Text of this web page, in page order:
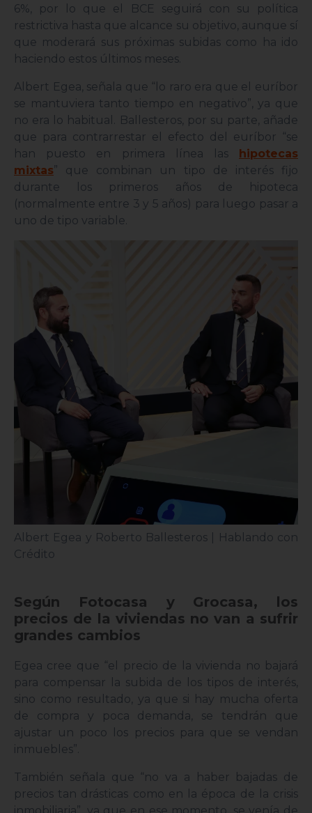
6%, por lo que el BCE seguirá con su política
restrictiva hasta que alcance su objetivo, aunque sí
que moderará sus próximas subidas como ha ido
haciendo estos últimos meses.
Albert Egea, señala que “lo raro era que el euríbor
se mantuviera tanto tiempo en negativo”, ya que
no era lo habitual. Ballesteros, por su parte, añade
que para contrarrestar el efecto del euríbor “se
han puesto en primera línea las
hipotecas
mixtas” que combinan un tipo de interés fijo
durante los primeros años de hipoteca
(normalmente entre 3 y 5 años) para luego pasar a
uno de tipo variable.
Albert Egea y Roberto Ballesteros | Hablando con
Crédito
Según Fotocasa y Grocasa, los
precios de la viviendas no van a sufrir
grandes cambios
Egea cree que “el precio de la vivienda no bajará
para compensar la subida de los tipos de interés,
sino como resultado, ya que si hay mucha oferta
de compra y poca demanda, se tendrán que
ajustar un poco los precios para que se vendan
inmuebles”.
También señala que “no va a haber bajadas de
precios tan drásticas como en la época de la crisis